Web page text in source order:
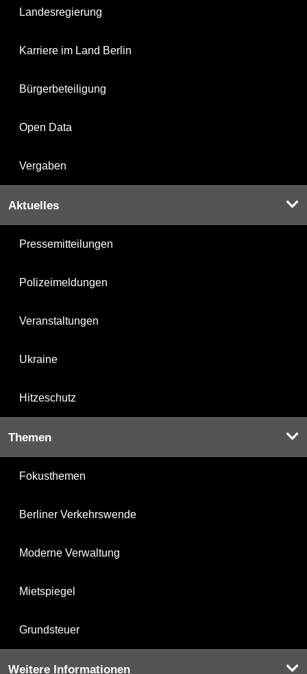
Landesregierung
Karriere im Land Berlin
Bürgerbeteiligung
Open Data
Vergaben
Aktuelles
Pressemitteilungen
Polizeimeldungen
Veranstaltungen
Ukraine
Hitzeschutz
Themen
Fokusthemen
Berliner Verkehrswende
Moderne Verwaltung
Mietspiegel
Grundsteuer
Weitere Informationen